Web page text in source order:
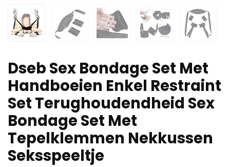
Dseb Sex Bondage Set Met
Handboeien Enkel Restraint
Set Terughoudendheid Sex
Bondage Set Met
Tepelklemmen Nekkussen
Seksspeeltje